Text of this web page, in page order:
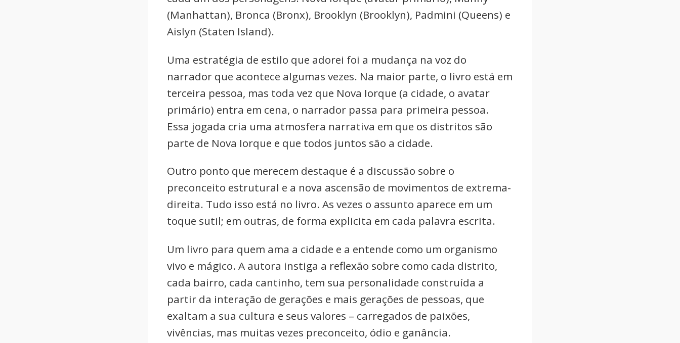
(Manhattan), Bronca (Bronx), Brooklyn (Brooklyn), Padmini (Queens) e
Aislyn (Staten Island).
Uma estratégia de estilo que adorei foi a mudança na voz do
narrador que acontece algumas vezes. Na maior parte, o livro está em
terceira pessoa, mas toda vez que Nova Iorque (a cidade, o avatar
primário) entra em cena, o narrador passa para primeira pessoa.
Essa jogada cria uma atmosfera narrativa em que os distritos são
parte de Nova Iorque e que todos juntos são a cidade.
Outro ponto que merecem destaque é a discussão sobre o
preconceito estrutural e a nova ascensão de movimentos de extrema-
direita. Tudo isso está no livro. As vezes o assunto aparece em um
toque sutil; em outras, de forma explicita em cada palavra escrita.
Um livro para quem ama a cidade e a entende como um organismo
vivo e mágico. A autora instiga a reflexão sobre como cada distrito,
cada bairro, cada cantinho, tem sua personalidade construída a
partir da interação de gerações e mais gerações de pessoas, que
exaltam a sua cultura e seus valores – carregados de paixões,
vivências, mas muitas vezes preconceito, ódio e ganância.